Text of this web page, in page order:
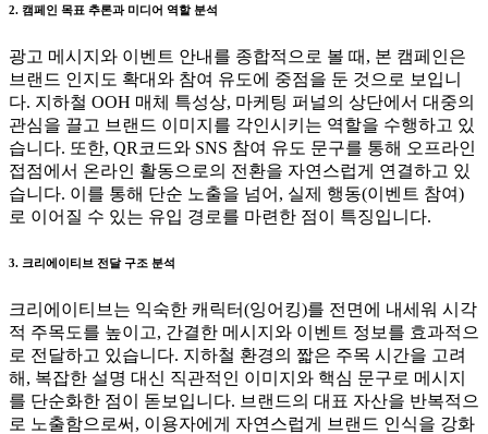
2. 캠페인 목표 추론과 미디어 역할 분석
광고 메시지와 이벤트 안내를 종합적으로 볼 때, 본 캠페인은
브랜드 인지도 확대와 참여 유도에 중점을 둔 것으로 보입니
다. 지하철 OOH 매체 특성상, 마케팅 퍼널의 상단에서 대중의
관심을 끌고 브랜드 이미지를 각인시키는 역할을 수행하고 있
습니다. 또한, QR코드와 SNS 참여 유도 문구를 통해 오프라인
접점에서 온라인 활동으로의 전환을 자연스럽게 연결하고 있
습니다. 이를 통해 단순 노출을 넘어, 실제 행동(이벤트 참여)
로 이어질 수 있는 유입 경로를 마련한 점이 특징입니다.
3. 크리에이티브 전달 구조 분석
크리에이티브는 익숙한 캐릭터(잉어킹)를 전면에 내세워 시각
적 주목도를 높이고, 간결한 메시지와 이벤트 정보를 효과적으
로 전달하고 있습니다. 지하철 환경의 짧은 주목 시간을 고려
해, 복잡한 설명 대신 직관적인 이미지와 핵심 문구로 메시지
를 단순화한 점이 돋보입니다. 브랜드의 대표 자산을 반복적으
로 노출함으로써, 이용자에게 자연스럽게 브랜드 인식을 강화